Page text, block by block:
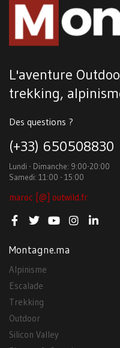
L'aventure
trekking,
Des questions ?
(+33) 650508830
Lundi - Dimanche: 9:00-20:00
Samedi: 11:00 - 15:00
maroc [@] outwild.fr
Montagne.ma
Alpinisme
Escalade
Trekking
Outdoor
Silicon Valley